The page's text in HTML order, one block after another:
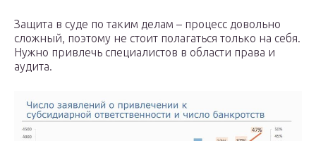
Защита в суде по таким делам – процесс довольно
сложный, поэтому не стоит полагаться только на себя.
Нужно привлечь специалистов в области права и
аудита.